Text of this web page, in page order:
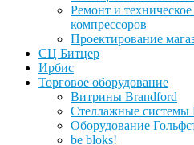
Ремонт и
компрессоров
Проектирование
СЦ Битцер
Ирбис
Торговое оборудование
Витрины Brandford
Стеллажные системы
Оборудование
be bloks!